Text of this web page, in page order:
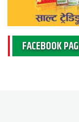
FACEBOOK